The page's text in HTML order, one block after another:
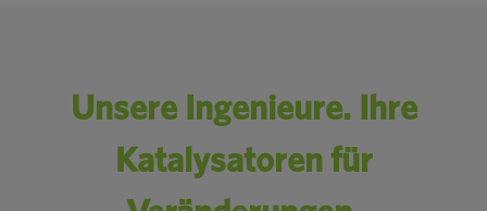
Konsolidiert
Unsere Ingenieure. Ihre
Katalysatoren für